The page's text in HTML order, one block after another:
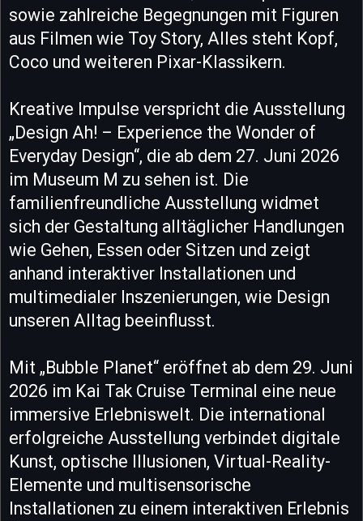
sowie zahlreiche Begegnungen mit Figuren
aus Filmen wie Toy Story, Alles steht Kopf,
Coco und weiteren Pixar-Klassikern.
Kreative Impulse verspricht die Ausstellung
„Design Ah! – Experience the Wonder of
Everyday Design“, die ab dem 27. Juni 2026
im Museum M zu sehen ist. Die
familienfreundliche Ausstellung widmet
sich der Gestaltung alltäglicher Handlungen
wie Gehen, Essen oder Sitzen und zeigt
anhand interaktiver Installationen und
multimedialer Inszenierungen, wie Design
unseren Alltag beeinflusst.
Mit „Bubble Planet“ eröffnet ab dem 29. Juni
2026 im Kai Tak Cruise Terminal eine neue
immersive Erlebniswelt. Die international
erfolgreiche Ausstellung verbindet digitale
Kunst, optische Illusionen, Virtual-Reality-
Elemente und multisensorische
Installationen zu einem interaktiven Erlebnis